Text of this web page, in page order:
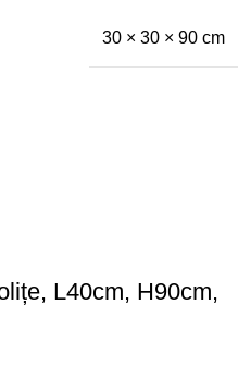
30 × 30 × 90 cm
L40cm, H90cm,